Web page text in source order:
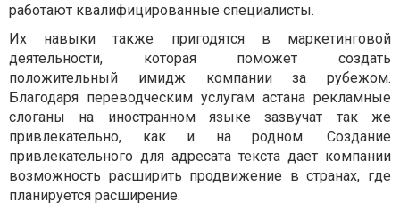
работают квалифицированные специалисты.
Их навыки также пригодятся в маркетинговой
деятельности, которая поможет создать
положительный имидж компании за рубежом.
Благодаря переводческим услугам астана рекламные
слоганы на иностранном языке зазвучат так же
привлекательно, как и на родном. Создание
привлекательного для адресата текста дает компании
возможность расширить продвижение в странах, где
планируется расширение.